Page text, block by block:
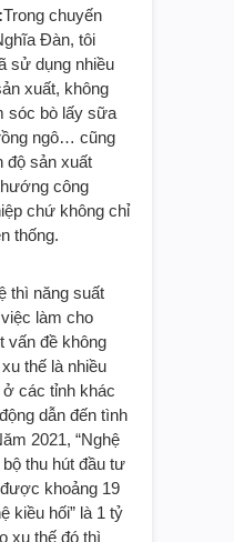
Trong chuyến
Đàn, tôi
sử dụng nhiều
xuất, không
sóc bò lấy sữa
ngô… cũng
độ sản xuất
công
chứ không chỉ
thống.
thì năng suất
làm cho
vấn đề không
thế là nhiều
các tỉnh khác
dẫn đến tình
2021, “Nghệ
thu hút đầu tư
khoảng 19
kiều hối” là 1 tỷ
xu thế đó thì